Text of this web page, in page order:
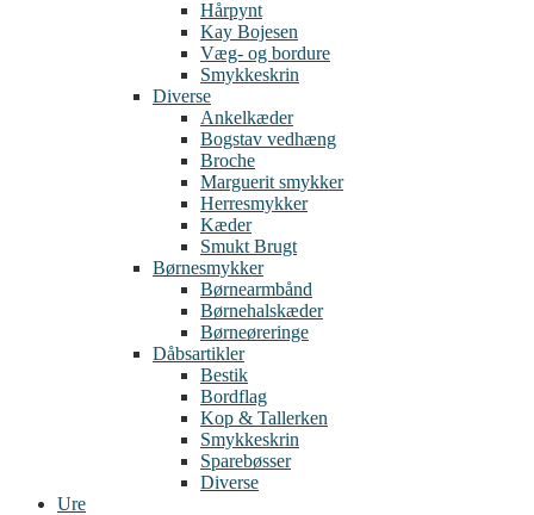
Hårpynt
Kay Bojesen
Væg- og bordure
Smykkeskrin
Diverse
Ankelkæder
Bogstav vedhæng
Broche
Marguerit smykker
Herresmykker
Kæder
Smukt Brugt
Børnesmykker
Børnearmbånd
Børnehalskæder
Børneøreringe
Dåbsartikler
Bestik
Bordflag
Kop & Tallerken
Smykkeskrin
Sparebøsser
Diverse
Ure